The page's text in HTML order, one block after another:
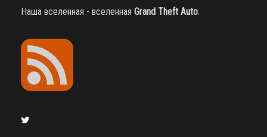
Наша вселенная - вселенная Grand Theft Auto.